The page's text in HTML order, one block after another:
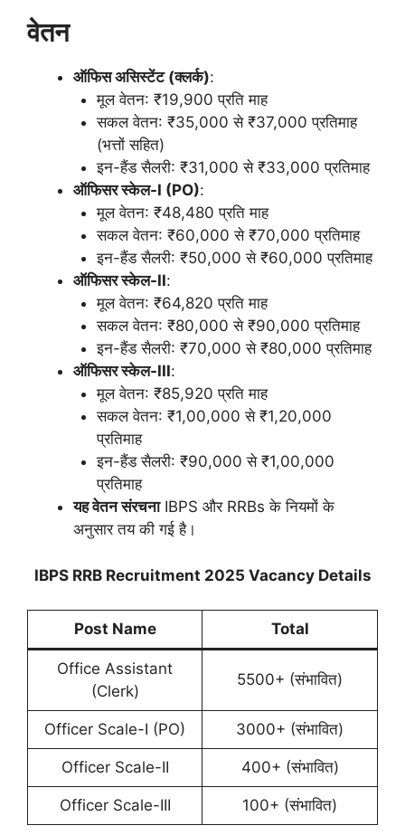
वेतन
ऑफिस असिस्टेंट (क्लर्क):
मूल वेतन: ₹19,900 प्रति माह
सकल वेतन: ₹35,000 से ₹37,000 प्रतिमाह
(भत्तों सहित)
इन-हैंड सैलरी: ₹31,000 से ₹33,000 प्रतिमाह
ऑफिसर स्केल-I (PO):
मूल वेतन: ₹48,480 प्रति माह
सकल वेतन: ₹60,000 से ₹70,000 प्रतिमाह
इन-हैंड सैलरी: ₹50,000 से ₹60,000 प्रतिमाह
ऑफिसर स्केल-II:
मूल वेतन: ₹64,820 प्रति माह
सकल वेतन: ₹80,000 से ₹90,000 प्रतिमाह
इन-हैंड सैलरी: ₹70,000 से ₹80,000 प्रतिमाह
ऑफिसर स्केल-III:
मूल वेतन: ₹85,920 प्रति माह
सकल वेतन: ₹1,00,000 से ₹1,20,000
प्रतिमाह
इन-हैंड सैलरी: ₹90,000 से ₹1,00,000
प्रतिमाह
यह वेतन संरचनाIBPS और RRBs के नियमों के
अनुसार तय की गई है।
IBPS RRB Recruitment 2025 Vacancy Details
Post Name Total
Office Assistant
(Clerk)
5500+ (संभावित)
Officer Scale-I (PO) 3000+ (संभावित)
Officer Scale-II 400+ (संभावित)
Officer Scale-III 100+ (संभावित)